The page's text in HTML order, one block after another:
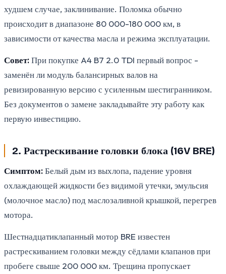
худшем случае, заклинивание. Поломка обычно
происходит в диапазоне 80 000-180 000 км, в
зависимости от качества масла и режима эксплуатации.
Совет:При покупке A4 B7 2.0 TDI первый вопрос -
заменён ли модуль балансирных валов на
ревизированную версию с усиленным шестигранником.
Без документов о замене закладывайте эту работу как
первую инвестицию.
2. Растрескивание головки блока (16V BRE)
Симптом:Белый дым из выхлопа, падение уровня
охлаждающей жидкости без видимой утечки, эмульсия
(молочное масло) под маслозаливной крышкой, перегрев
мотора.
Шестнадцатиклапанный мотор BRE известен
растрескиванием головки между сёдлами клапанов при
пробеге свыше 200 000 км. Трещина пропускает